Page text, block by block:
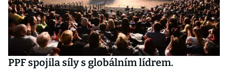
PPF spojila síly s globálním lídrem.